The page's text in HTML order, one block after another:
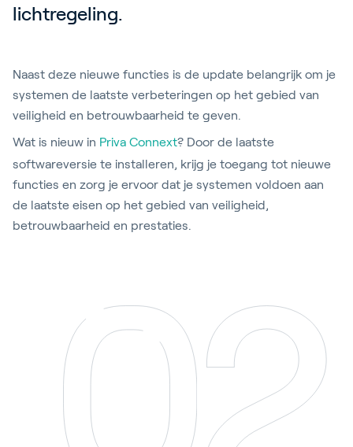
lichtregeling.
Naast deze nieuwe functies is de update belangrijk om je
systemen de laatste verbeteringen op het gebied van
veiligheid en betrouwbaarheid te geven.
Wat is nieuw in Priva Connext? Door de laatste
softwareversie te installeren, krijg je toegang tot nieuwe
functies en zorg je ervoor dat je systemen voldoen aan
de laatste eisen op het gebied van veiligheid,
betrouwbaarheid en prestaties.